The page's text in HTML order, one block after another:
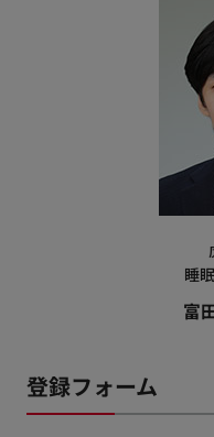
睡
富
登録フォーム